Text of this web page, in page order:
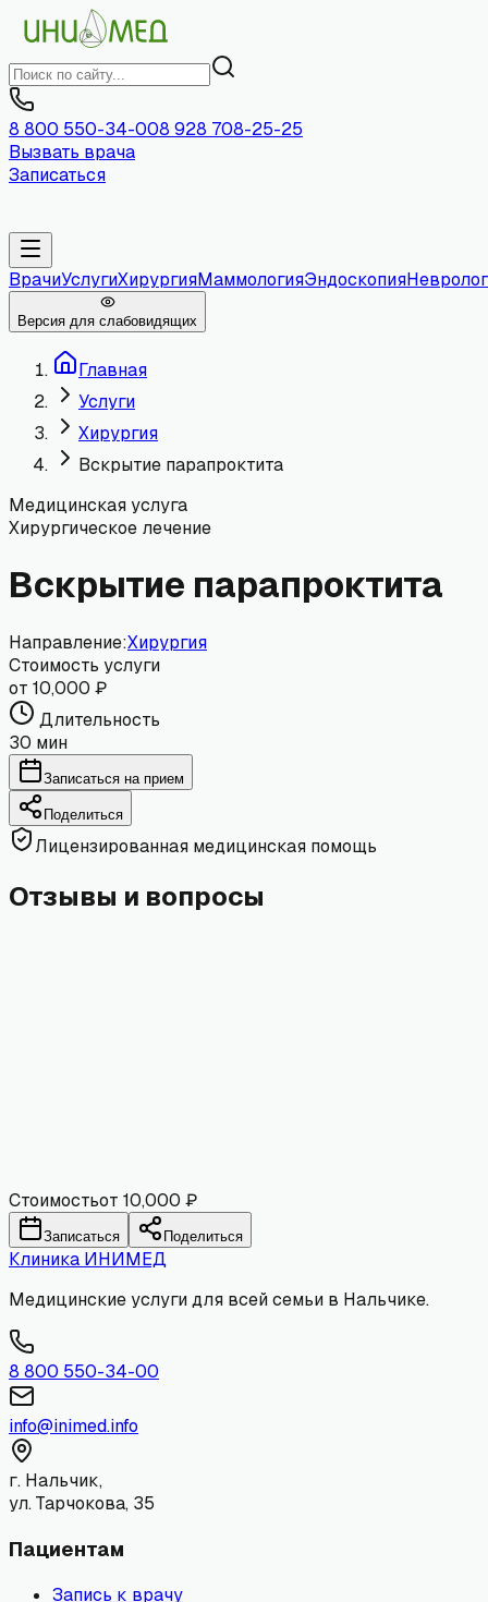
8 800 550-34-008 928 708-25-25
Вызвать врача
Записаться
ВрачиУслугиХирургияМаммологияЭндоскопия
Версия для слабовидящих
Главная
Услуги
Хирургия
Вскрытие парапроктита
Медицинская услуга
Хирургическое лечение
Вскрытие парапроктита
Направление:Хирургия
Стоимость услуги
от 10,000 ₽
Длительность
30 мин
Записаться на прием
Поделиться
Лицензированная медицинская помощь
Отзывы и вопросы
Стоимостьот 10,000 ₽
Записаться Поделиться
Клиника ИНИМЕД
Медицинские услуги для всей семьи в Нальчике.
8 800 550-34-00
info@inimed.info
г. Нальчик,
ул. Тарчокова, 35
Пациентам
Запись к врачу